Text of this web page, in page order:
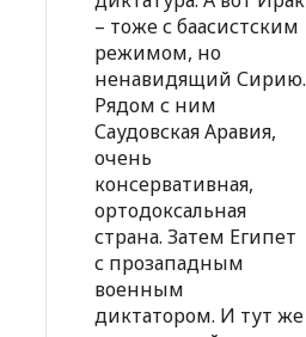
– тоже с баасистским
режимом, но
ненавидящий Сирию.
Рядом с ним
Саудовская Аравия,
очень
консервативная,
ортодоксальная
страна. Затем Египет
с прозападным
военным
диктатором. И тут же